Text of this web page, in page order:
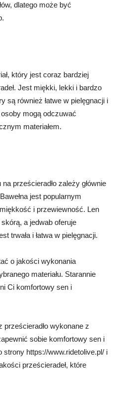
dlatego może być
który jest coraz bardziej
Jest miękki, lekki i bardzo
są również łatwe w pielęgnacji i
mogą odczuwać
materiałem.
prześcieradło zależy głównie
jest popularnym
i przewiewność. Len
a jedwab oferuje
trwała i łatwa w pielęgnacji.
o jakości wykonania
materiału. Starannie
Ci komfortowy sen i
prześcieradło wykonane z
sobie komfortowy sen i
strony https://www.ridetolive.pl/ i
prześcieradeł, które